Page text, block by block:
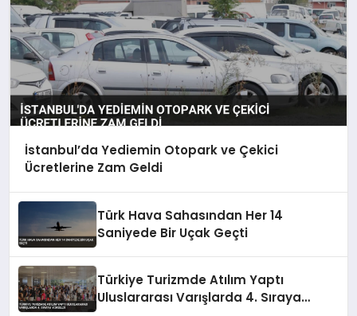
İstanbul’da Yediemin Otopark ve Çekici
Ücretlerine Zam Geldi
Türk Hava Sahasından Her 14
Saniyede Bir Uçak Geçti
Türkiye Turizmde Atılım Yaptı
Uluslararası Varışlarda 4. Sıraya